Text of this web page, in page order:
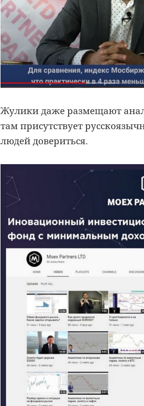
Жулики даже размещают
там присутствует
людей довериться.